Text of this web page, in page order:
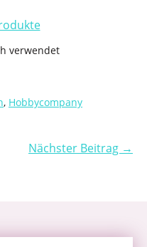
verwendet
, Hobbycompany
Nächster Beitrag →